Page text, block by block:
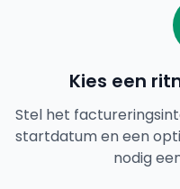
Kies een
Stel het
startdatum en een
nodig